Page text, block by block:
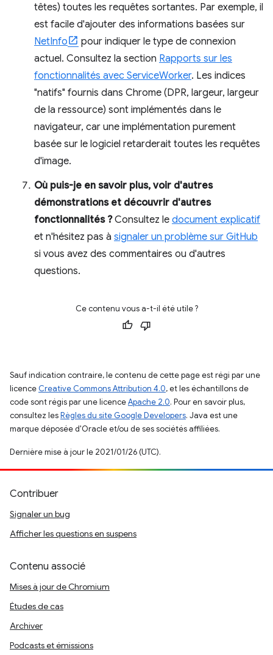
têtes) toutes les requêtes sortantes. Par exemple, il
est facile d'ajouter des informations basées sur
NetInfo
pour indiquer le type de connexion
actuel. Consultez la section Rapports sur les
fonctionnalités avec ServiceWorker. Les indices
"natifs" fournis dans Chrome (DPR, largeur, largeur
de la ressource) sont implémentés dans le
navigateur, car une implémentation purement
basée sur le logiciel retarderait toutes les requêtes
d'image.
Où puis-je en savoir plus, voir d'autres
démonstrations et découvrir d'autres
fonctionnalités ?Consultez le document explicatif
et n'hésitez pas à signaler un problème sur GitHub
si vous avez des commentaires ou d'autres
questions.
Ce contenu vous a-t-il été utile ?
Sauf indication contraire, le contenu de cette page est régi par une
licence Creative Commons Attribution 4.0, et les échantillons de
code sont régis par une licenceApache 2.0. Pour en savoir plus,
consultez lesRègles du site Google Developers. Java est une
marque déposée d'Oracle et/ou de ses sociétés affiliées.
Dernière mise à jour le 2021/01/26 (UTC).
Contribuer
Signaler un bug
Afficher les questions en suspens
Contenu associé
Mises à jour de Chromium
Études de cas
Archiver
Podcasts et émissions